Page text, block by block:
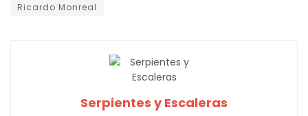
Ricardo Monreal
Serpientes y Escaleras